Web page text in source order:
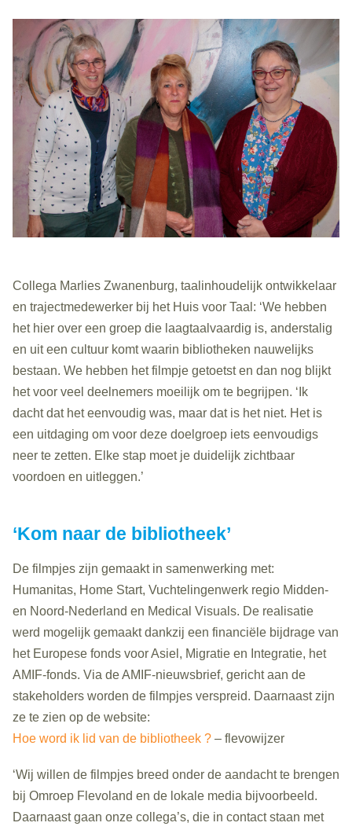
Collega Marlies Zwanenburg, taalinhoudelijk ontwikkelaar
en trajectmedewerker bij het Huis voor Taal: ‘We hebben
het hier over een groep die laagtaalvaardig is, anderstalig
en uit een cultuur komt waarin bibliotheken nauwelijks
bestaan. We hebben het filmpje getoetst en dan nog blijkt
het voor veel deelnemers moeilijk om te begrijpen. ‘Ik
dacht dat het eenvoudig was, maar dat is het niet. Het is
een uitdaging om voor deze doelgroep iets eenvoudigs
neer te zetten. Elke stap moet je duidelijk zichtbaar
voordoen en uitleggen.’
‘Kom naar de bibliotheek’
De filmpjes zijn gemaakt in samenwerking met:
Humanitas, Home Start, Vuchtelingenwerk regio Midden-
en Noord-Nederland en Medical Visuals. De realisatie
werd mogelijk gemaakt dankzij een financiële bijdrage van
het Europese fonds voor Asiel, Migratie en Integratie, het
AMIF-fonds. Via de AMIF-nieuwsbrief, gericht aan de
stakeholders worden de filmpjes verspreid. Daarnaast zijn
ze te zien op de website:
Hoe word ik lid van de bibliotheek ? – flevowijzer
‘Wij willen de filmpjes breed onder de aandacht te brengen
bij Omroep Flevoland en de lokale media bijvoorbeeld.
Daarnaast gaan onze collega’s, die in contact staan met